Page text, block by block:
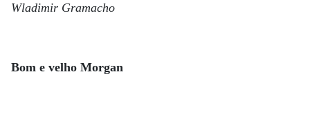
Wladimir Gramacho
Bom e velho Morgan